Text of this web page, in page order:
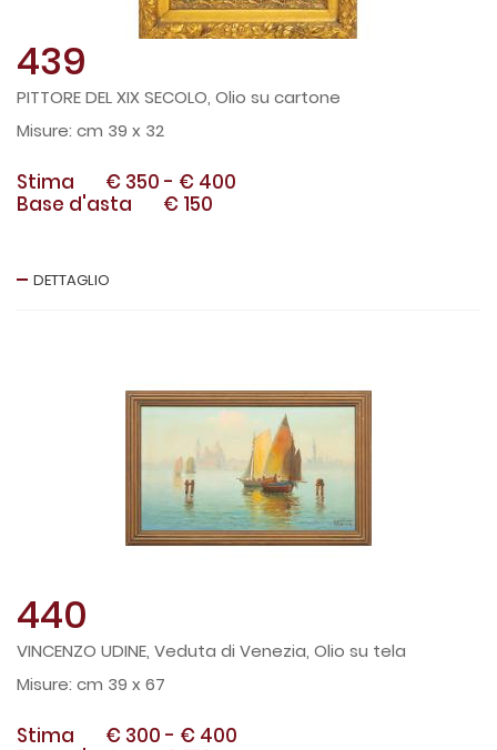
439
PITTORE DEL XIX SECOLO, Olio su cartone
cm 39 x 32
Stima € 350 - € 400
Base d'asta
€ 150
DETTAGLIO
440
VINCENZO UDINE, Veduta di Venezia, Olio su tela
cm 39 x 67
Stima € 300 - € 400